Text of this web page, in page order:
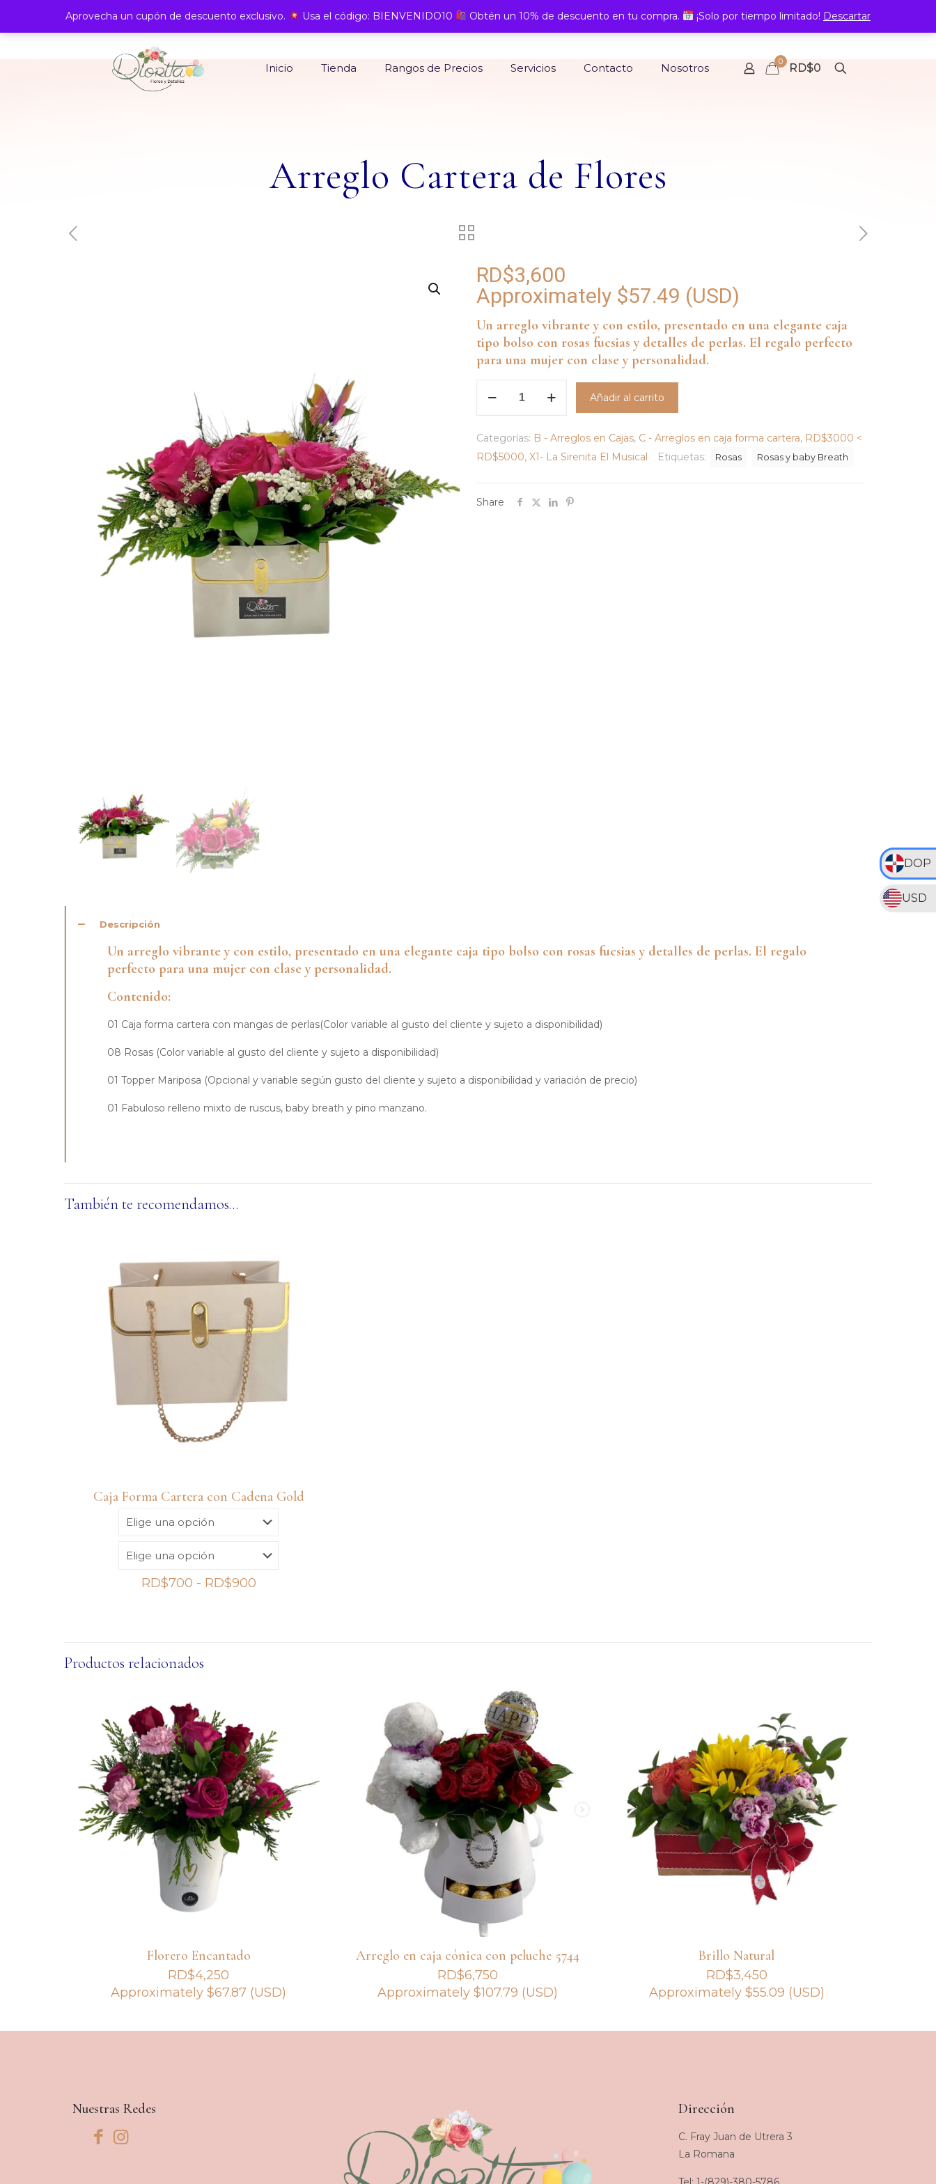
DOP
USD
Inicio Tienda Rangos de Precios Servicios Contacto Nosotros 0 RD$0
Arreglo Cartera de Flores
RD$3,600
Approximately $57.49 (USD)
Un arreglo vibrante y con estilo, presentado en una elegante caja
tipo bolso con rosas fucsias y detalles de perlas. El regalo perfecto
para una mujer con clase y personalidad.
Flores
cantidad
Añadir al carrito
Categorías: B - Arreglos en Cajas, C - Arreglos en caja forma cartera, RD$3000 <
RD$5000, X1- La Sirenita El Musical Etiquetas: Rosas Rosas y baby Breath
Share
Descripción
Un arreglo vibrante y con estilo, presentado en una elegante caja tipo bolso con rosas fucsias y detalles de perlas. El regalo
perfecto para una mujer con clase y personalidad.
Contenido:
01 Caja forma cartera con mangas de perlas(Color variable al gusto del cliente y sujeto a disponibilidad)
08 Rosas (Color variable al gusto del cliente y sujeto a disponibilidad)
01 Topper Mariposa (Opcional y variable según gusto del cliente y sujeto a disponibilidad y variación de precio)
01 Fabuloso relleno mixto de ruscus, baby breath y pino manzano.
También te recomendamos…
Caja Forma Cartera con Cadena Gold
RD$700 - RD$900Rango
Productos relacionados
Florero Encantado
RD$4,250
Approximately$67.87 (USD)
Arreglo en caja cónica con peluche 5744
RD$6,750
Approximately $107.79 (USD)
Brillo Natural
RD$3,450
Approximately $55.09 (USD)
Nuestras Redes Dirección
C. Fray Juan de Utrera 3
La Romana
Aprovecha un cupón de descuento exclusivo. Usa el código: BIENVENIDO10 Obtén un 10% de descuento en tu compra. ¡Solo por tiempo limitado! Descartar